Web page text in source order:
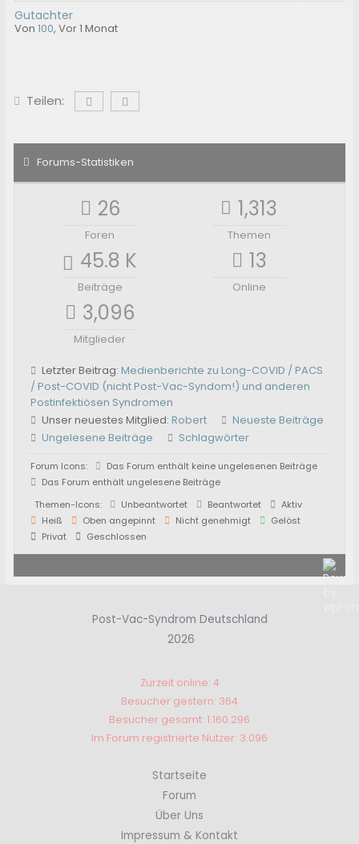
Gutachter
Von100,Vor 1 Monat
Teilen:
Forums-Statistiken
26
Foren
1,313
Themen
45.8 K
Beiträge
13
Online
3,096
Mitglieder
Letzter Beitrag: Medienberichte zu Long-COVID / PACS
/ Post-COVID (nicht Post-Vac-Syndom!) und anderen
Postinfektiösen Syndromen
Unser neuestes Mitglied: Robert
Neueste Beiträge
Ungelesene Beiträge
Schlagwörter
Forum Icons:
Das Forum enthält keine ungelesenen Beiträge
Das Forum enthält ungelesene Beiträge
Themen-Icons:
Unbeantwortet Beantwortet
Aktiv
Heiß
Oben angepinnt Nicht genehmigt
Gelöst
Privat
Geschlossen
Post-Vac-Syndrom Deutschland
2026
Zurzeit online: 4
Besucher gestern: 364
Besucher gesamt: 1.160.296
Im Forum registrierte Nutzer: 3.096
Startseite
Forum
Über Uns
Impressum & Kontakt